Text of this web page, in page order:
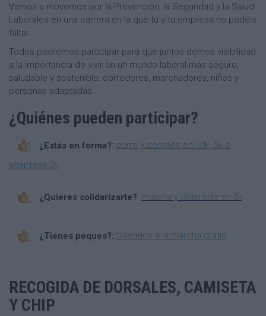
Vamos a movernos por la Prevención, la Seguridad y la Salud
Laborales en una carrera en la que tú y tu empresa no podéis
faltar.
Todos podremos participar para que juntos demos visibilidad
a la importancia de vivir en un mundo laboral más seguro,
saludable y sostenible: corredores, marchadores, niños y
personas adaptadas.
¿Quiénes pueden participar?
¿Estás en forma?: corre y compite en 10k, 5k o
adaptada 2k
¿Quieres solidarizarte?: marcha y diviértete en 5k
¿Tienes peques?: tráetelos a la marcha gratis
RECOGIDA DE DORSALES, CAMISETA
Y CHIP